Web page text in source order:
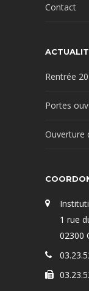
Contact
Rentrée
Portes
Ouverture
1 rue
02300